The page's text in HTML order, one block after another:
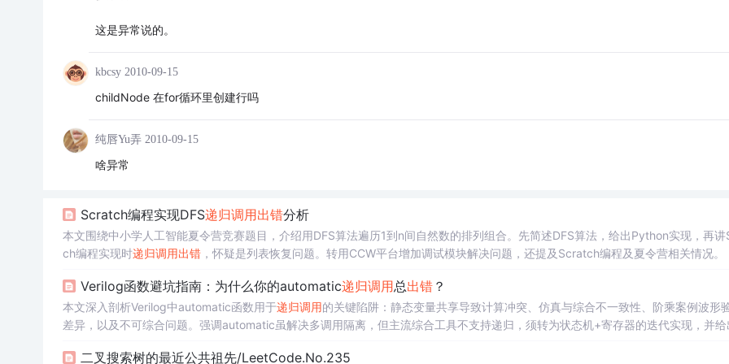
这是异常说的。
kbcsy 2010-09-15
childNode 在for循环里创建行吗
纯唇Yu弄 2010-09-15
啥异常
Scratch编程实现DFS递归调用出错分析
本文围绕中小学人工智能夏令营竞赛题目，介绍用DFS算法遍历1到n间自然数的排列组合。先简述DFS算法，给出Python实现，再
ch编程实现时递归调用出错，怀疑是列表恢复问题。转用CCW平台增加调试模块解决问题，还提及Scratch编程及夏令营相关情况。
Verilog函数避坑指南：为什么你的automatic递归调用总出错？
本文深入剖析Verilog中automatic函数用于递归调用的关键陷阱：静态变量共享导致计算冲突、仿真与综合不一致性、阶乘案例波形
差异，以及不可综合问题。强调automatic虽解决多调用隔离，但主流综合工具不支持递归，须转为状态机+寄存器的迭代实现，并给
二叉搜索树的最近公共祖先/LeetCode.No.235